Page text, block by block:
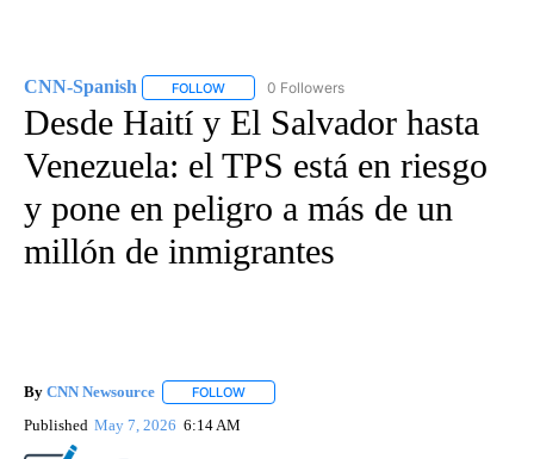
CNN-Spanish FOLLOW FOLLOW "CNN-SPANISH" TO RECEIVE
0 Followers
Desde Haití y El Salvador hasta
Venezuela: el TPS está en riesgo
y pone en peligro a más de un
millón de inmigrantes
By CNN Newsource FOLLOW
Published May 7, 2026 6:14 AM